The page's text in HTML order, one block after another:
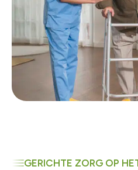
GERICHTE ZORG OP